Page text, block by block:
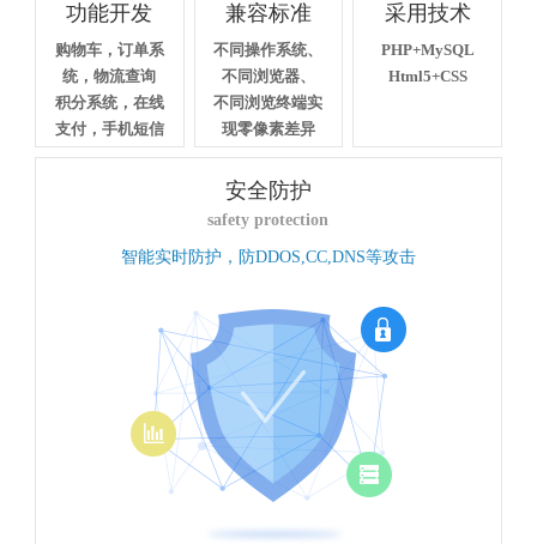
功能开发
购物车，订单系
统，物流查询
积分系统，在线
支付，手机短信
兼容标准
不同操作系统、
不同浏览器、
不同浏览终端实
现零像素差异
采用技术
PHP+MySQL
Html5+CSS
安全防护
safety protection
智能实时防护，防DDOS,CC,DNS等攻击